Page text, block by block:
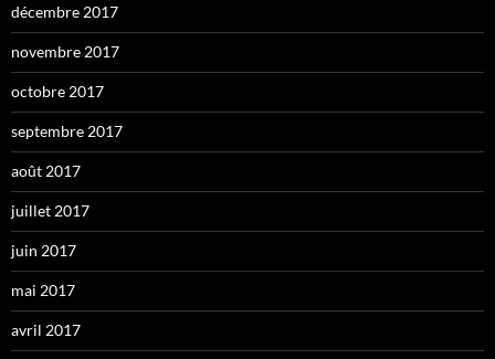
décembre 2017
novembre 2017
octobre 2017
septembre 2017
août 2017
juillet 2017
juin 2017
mai 2017
avril 2017